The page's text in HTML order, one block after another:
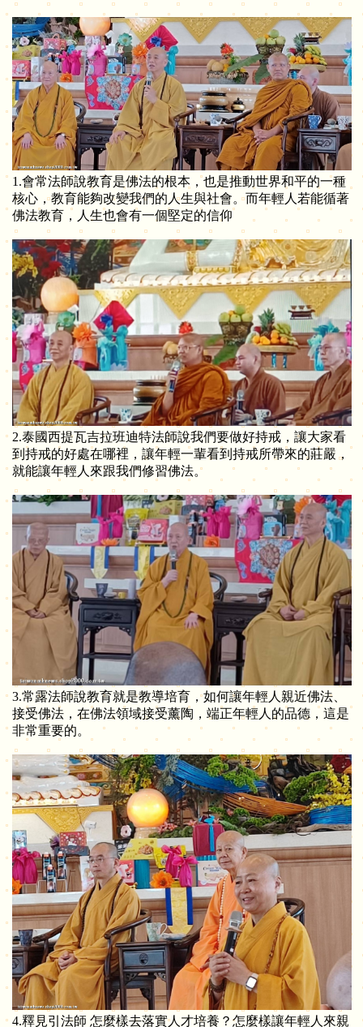
1.會常法師說教育是佛法的根本，也是推動世界和平的一種
核心，教育能夠改變我們的人生與社會。而年輕人若能循著
佛法教育，人生也會有一個堅定的信仰
2.泰國西提瓦吉拉班迪特法師說我們要做好持戒，讓大家看
到持戒的好處在哪裡，讓年輕一輩看到持戒所帶來的莊嚴，
就能讓年輕人來跟我們修習佛法。
3.常露法師說教育就是教導培育，如何讓年輕人親近佛法、
接受佛法，在佛法領域接受薰陶，端正年輕人的品德，這是
非常重要的。
4.釋見引法師 怎麼樣去落實人才培養？怎麼樣讓年輕人來親